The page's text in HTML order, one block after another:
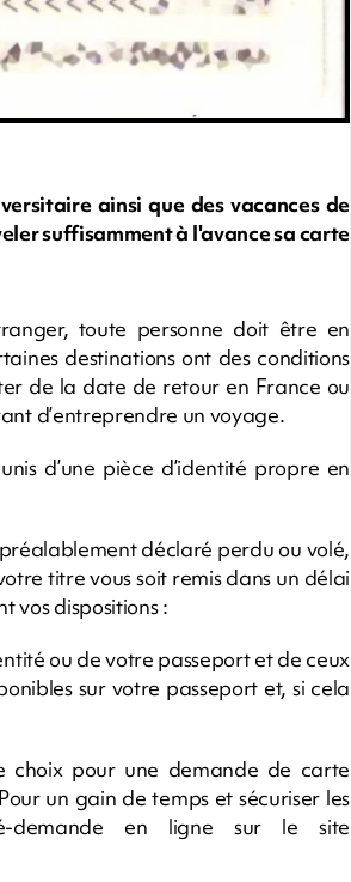
ainsi que des vacances de
suffisamment à l'avance sa carte
toute personne doit être en
destinations ont des conditions
de la date de retour en France ou
d’entreprendre un voyage.
d’une pièce d’identité propre en
déclaré perdu ou volé,
titre vous soit remis dans un délai
vos dispositions :
ou de votre passeport et de ceux
sur votre passeport et, si cela
pour une demande de carte
un gain de temps et sécuriser les
demande en ligne sur le site